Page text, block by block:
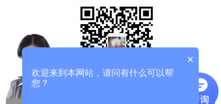
×
欢迎来到本网站，请问有什么可以帮
您？